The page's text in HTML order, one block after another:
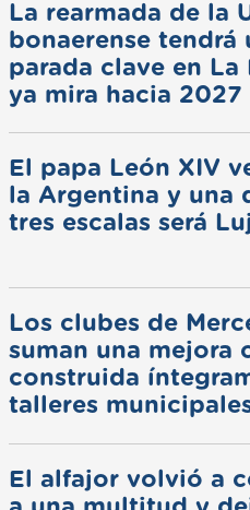
La rearmada de la
bonaerense tendrá
parada clave en La
ya mira hacia 2027
El papa León XIV
la Argentina y una
tres escalas será
Los clubes de
suman una mejora
construida
talleres
El alfajor volvió a